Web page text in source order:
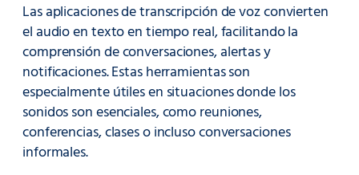
Las aplicaciones de transcripción de voz convierten
el audio en texto en tiempo real, facilitando la
comprensión de conversaciones, alertas y
notificaciones. Estas herramientas son
especialmente útiles en situaciones donde los
sonidos son esenciales, como reuniones,
conferencias, clases o incluso conversaciones
informales.